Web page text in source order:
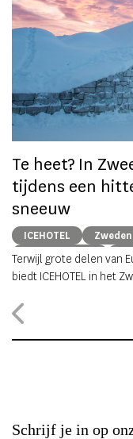
Te heet? In
tijdens een
sneeuw
ICEHOTEL Zweden
summer travel
Terwijl grote delen van
biedt ICEHOTEL in het
hele jaar geopend,
Schrijf je in op